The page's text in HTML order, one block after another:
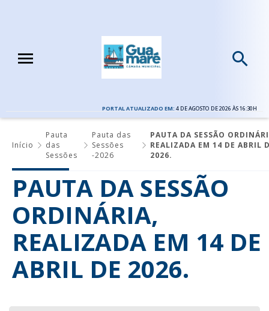
PORTAL ATUALIZADO EM: 4 DE AGOSTO DE 2026 ÀS 16:30H
Início
Pauta
das
Sessões
Pauta das
Sessões
-2026
PAUTA DA SESSÃO
REALIZADA EM 14 DE ABRIL
2026.
PAUTA DA SESSÃO
ORDINÁRIA,
REALIZADA EM 14 DE
ABRIL DE 2026.